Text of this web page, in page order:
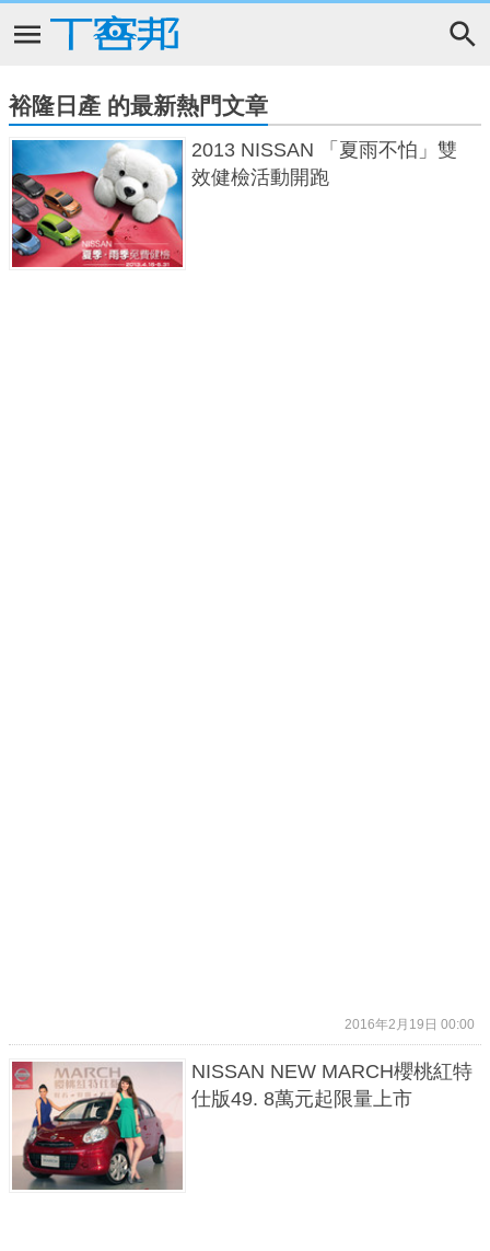
裕隆日產 的最新熱門文章
2013 NISSAN 「夏雨不怕」雙
效健檢活動開跑
2016年2月19日 00:00
NISSAN NEW MARCH櫻桃紅特
仕版49. 8萬元起限量上市